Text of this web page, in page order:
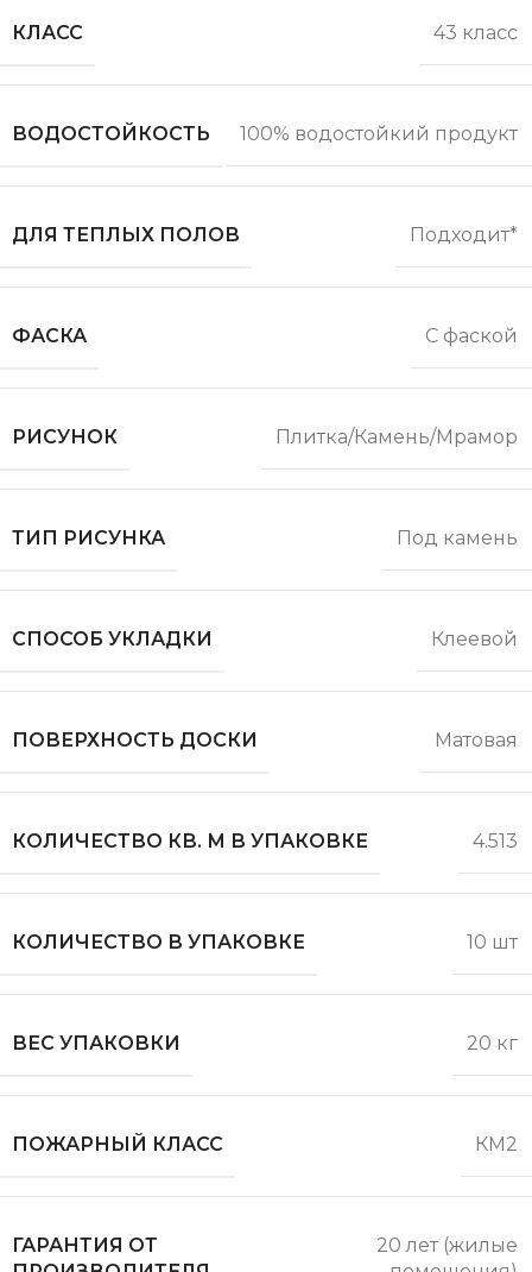
КЛАСС 43 класс
ВОДОСТОЙКОСТЬ 100% водостойкий продукт
ДЛЯ ТЕПЛЫХ ПОЛОВ Подходит*
ФАСКА С фаской
РИСУНОК Плитка/Камень/Мрамор
ТИП РИСУНКА Под камень
СПОСОБ УКЛАДКИ Клеевой
ПОВЕРХНОСТЬ ДОСКИ Матовая
КОЛИЧЕСТВО КВ. М В УПАКОВКЕ 4.513
КОЛИЧЕСТВО В УПАКОВКЕ 10 шт
ВЕС УПАКОВКИ 20 кг
ПОЖАРНЫЙ КЛАСС КМ2
ГАРАНТИЯ ОТ
20 лет (жилые